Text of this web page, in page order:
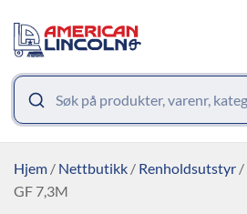
Hjem / Nettbutikk / Renholdsutstyr /
GF 7,3M